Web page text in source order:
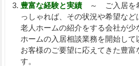
豊富な経験と実績～ ご入居を希
っしゃれば、その状況や希望など
老人ホームの紹介をする会社が少
ホームの入居相談業務を開始し
お客様のご要望に応えてきた豊富
す。